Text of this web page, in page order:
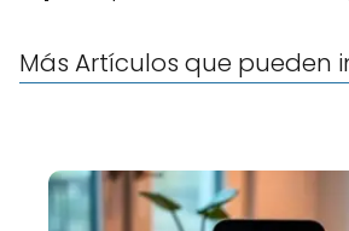
Más Artículos que pueden